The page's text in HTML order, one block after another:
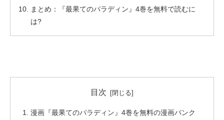
まとめ：『最果てのパラディン』4巻を無料で読むに
は?
目次
漫画『最果てのパラディン』4巻を無料の漫画バンク